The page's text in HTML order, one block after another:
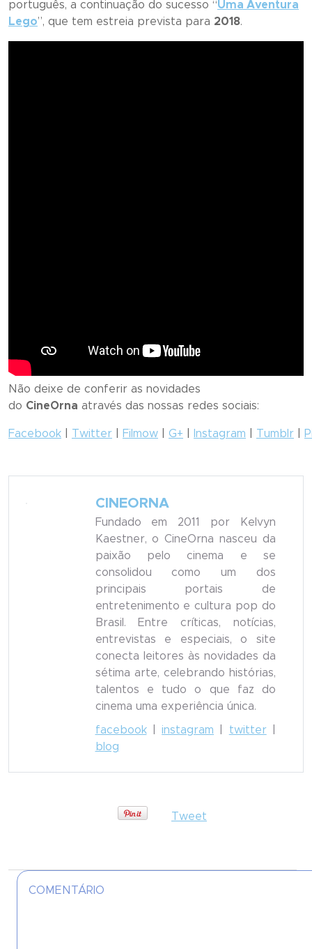
português, a continuação do sucesso “Uma Aventura
Lego”, que tem estreia prevista para 2018.
Não deixe de conferir as novidades
do CineOrna através das nossas redes sociais:
Facebook Twitter Filmow G+ Instagram Tumblr
CINEORNA
Fundado em 2011 por Kelvyn
Kaestner, o CineOrna nasceu da
paixão pelo cinema e se
consolidou como um dos
principais portais de
entretenimento e cultura pop do
Brasil. Entre críticas, notícias,
entrevistas e especiais, o site
conecta leitores às novidades da
sétima arte, celebrando histórias,
talentos e tudo o que faz do
cinema uma experiência única.
facebook|instagram twitter|
blog
Tweet